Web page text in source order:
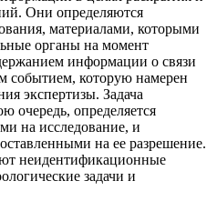
Они определяются
материалами, которыми
органы на момент
информации о связи
событием, которую намерен
экспертизы. Задача
очередь, определяется
на исследование, и
на ее разрешение.
неидентификационные
задачи и